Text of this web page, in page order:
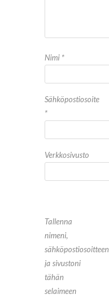
Nimi *
Sähköpostiosoite
*
Verkkosivusto
Tallenna
nimeni,
ja sivustoni
tähän
selaimeen